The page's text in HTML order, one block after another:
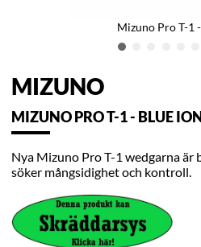
Mizuno Pro T-1
MIZUNO
MIZUNO PRO T-1 - BLUE
Nya Mizuno Pro T-1 wedgarna är
söker mångsidighet och kontroll.